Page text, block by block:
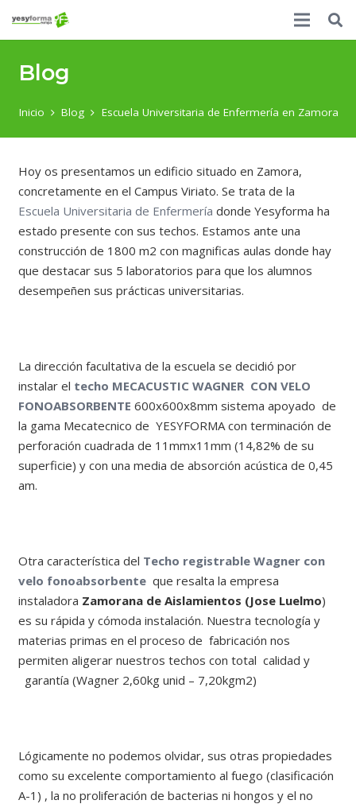
Blog
Inicio Blog Escuela Universitaria de Enfermería en Zamora
Hoy os presentamos un edificio situado en Zamora,
concretamente en el Campus Viriato. Se trata de la
Escuela Universitaria de Enfermería donde Yesyforma ha
estado presente con sus techos. Estamos ante una
construcción de 1800 m2 con magnificas aulas donde hay
que destacar sus 5 laboratorios para que los alumnos
desempeñen sus prácticas universitarias.
La dirección facultativa de la escuela se decidió por
instalar el techo MECACUSTIC WAGNER CON VELO
FONOABSORBENTE 600x600x8mm sistema apoyado de
la gama Mecatecnico de YESYFORMA con terminación de
perforación cuadrada de 11mmx11mm (14,82% de su
superficie) y con una media de absorción acústica de 0,45
am.
Otra característica del Techo registrable Wagner con
velo fonoabsorbenteque resalta la empresa
instaladora Zamorana de Aislamientos (Jose Luelmo)
es su rápida y cómoda instalación. Nuestra tecnología y
materias primas en el proceso de fabricación nos
permiten aligerar nuestros techos con total calidad y
garantía (Wagner 2,60kg unid – 7,20kgm2)
Lógicamente no podemos olvidar, sus otras propiedades
como su excelente comportamiento al fuego (clasificación
A-1) , la no proliferación de bacterias ni hongos y el no